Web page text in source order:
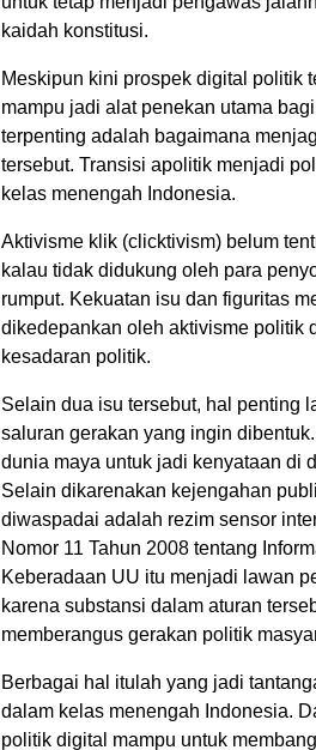
kaidah konstitusi.
Meskipun kini prospek digital politik
mampu jadi alat penekan utama
terpenting adalah bagaimana
tersebut. Transisi apolitik menjadi
kelas menengah Indonesia.
Aktivisme klik (clicktivism) belum
kalau tidak didukung oleh para
rumput. Kekuatan isu dan figuritas
dikedepankan oleh aktivisme politik
kesadaran politik.
Selain dua isu tersebut, hal penting
saluran gerakan yang ingin
dunia maya untuk jadi kenyataan di
Selain dikarenakan kejengahan
diwaspadai adalah rezim sensor
Nomor 11 Tahun 2008 tentang
Keberadaan UU itu menjadi lawan
karena substansi dalam aturan
memberangus gerakan politik
Berbagai hal itulah yang jadi
dalam kelas menengah Indonesia.
politik digital mampu untuk